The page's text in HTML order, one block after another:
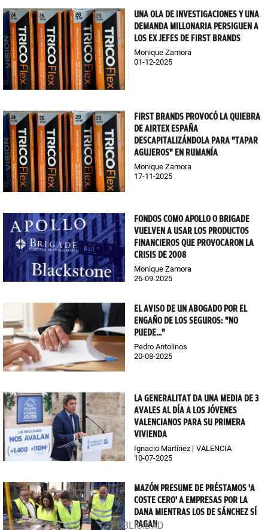
UNA OLA DE INVESTIGACIONES Y UNA
DEMANDA MILLONARIA PERSIGUEN A
LOS EX JEFES DE FIRST BRANDS
Monique Zamora
01-12-2025
FIRST BRANDS PROVOCÓ LA QUIEBRA
DE AIRTEX ESPAÑA
DESCAPITALIZÁNDOLA PARA "TAPAR
AGUJEROS" EN RUMANÍA
Monique Zamora
17-11-2025
FONDOS COMO APOLLO O BRIGADE
VUELVEN A USAR LOS PRODUCTOS
FINANCIEROS QUE PROVOCARON LA
CRISIS DE 2008
Monique Zamora
26-09-2025
EL AVISO DE UN ABOGADO POR EL
ENGAÑO DE LOS SEGUROS: "NO
PUEDE..."
Pedro Antolinos
20-08-2025
LA GENERALITAT DA UNA MEDIA DE 3
AVALES AL DÍA A LOS JÓVENES
VALENCIANOS PARA SU PRIMERA
VIVIENDA
Ignacio Martínez
VALENCIA
10-07-2025
MAZÓN PRESUME DE PRÉSTAMOS 'A
COSTE CERO' A EMPRESAS POR LA
DANA MIENTRAS LOS DE SÁNCHEZ SÍ
PAGAN